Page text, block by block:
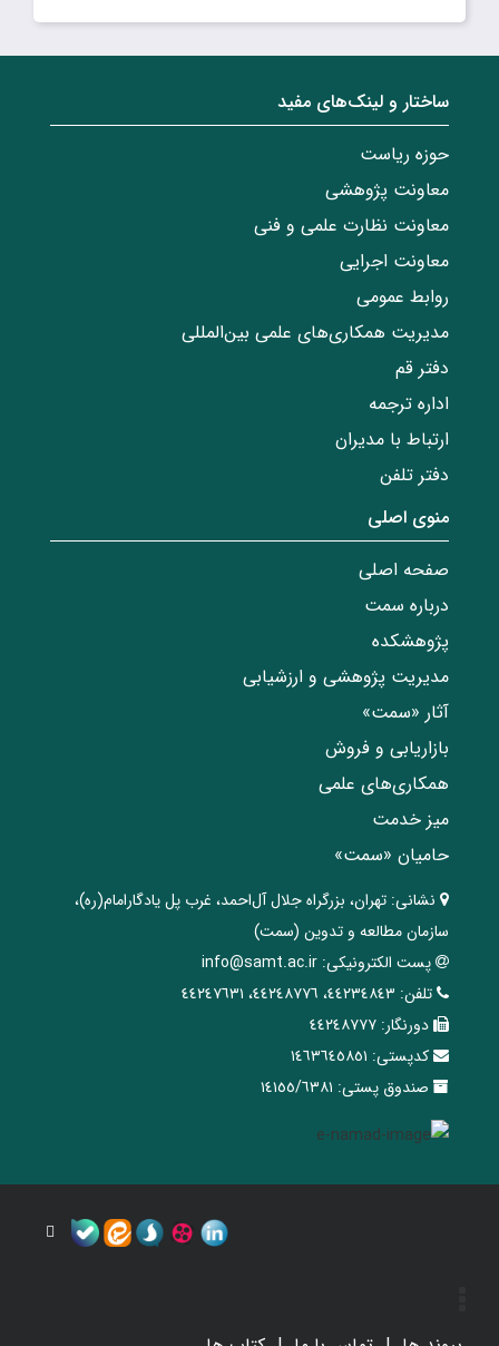
ساختار‌‌ و‌‌ لینک‌های مفید
حوزه ریاست
معاونت پژوهشی
معاونت نظارت علمی و فنی
معاونت اجرایی
روابط عمومی
مدیریت همکاری‌های علمی بین‌المللی
دفتر قم
اداره ترجمه
ارتباط با مدیران
دفتر تلفن
منوی اصلی
صفحه اصلی
درباره سمت
پژوهشکده
مدیریت پژوهشی و ارزشیابی
آثار «سمت»
بازاریابی و فروش
همکاری‌های علمی
میز خدمت
حامیان «سمت»
نشانی: تهران، ‌بزرگراه ‌جلال آل‌احمد، غرب پل يادگار‌امام(ره)‌،
سازمان مطالعه و تدوین‌ (سمت)
پست الکترونیکی: info@samt.ac.ir
تلفن: ٤٤٢٣٤٨٤٣، ٤٤٢٤٨٧٧٦، ٤٤٢٤٧٦٣١
دورنگار: ٤٤٢٤٨٧٧٧
کدپستی: ١٤٦٣٦٤٥٨٥١
صندوق پستی: ١٤١٥٥/٦٣٨١